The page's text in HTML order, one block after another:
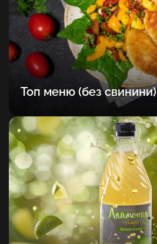
Топ меню (без свинини)